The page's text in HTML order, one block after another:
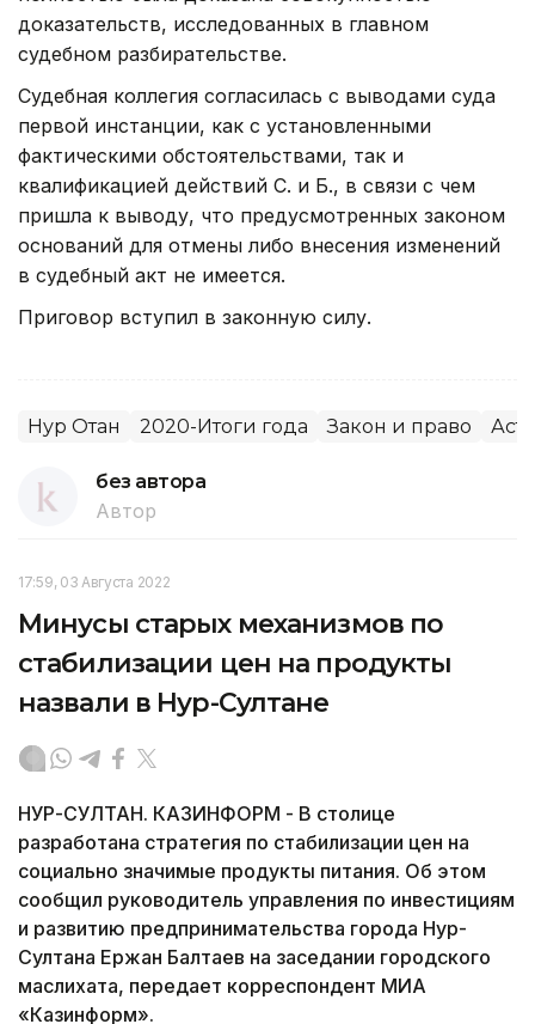
доказательств, исследованных в главном
судебном разбирательстве.
Судебная коллегия согласилась с выводами суда
первой инстанции, как с установленными
фактическими обстоятельствами, так и
квалификацией действий С. и Б., в связи с чем
пришла к выводу, что предусмотренных законом
оснований для отмены либо внесения изменений
в судебный акт не имеется.
Приговор вступил в законную силу.
Нур Отан 2020-Итоги года Закон и право
без автора
Автор
17:59, 03 Августа 2022
Минусы старых механизмов по
стабилизации цен на продукты
назвали в Нур-Султане
НУР-СУЛТАН. КАЗИНФОРМ - В столице
разработана стратегия по стабилизации цен на
социально значимые продукты питания. Об этом
сообщил руководитель управления по инвестициям
и развитию предпринимательства города Нур-
Султана Ержан Балтаев на заседании городского
маслихата, передает корреспондент МИА
«Казинформ».